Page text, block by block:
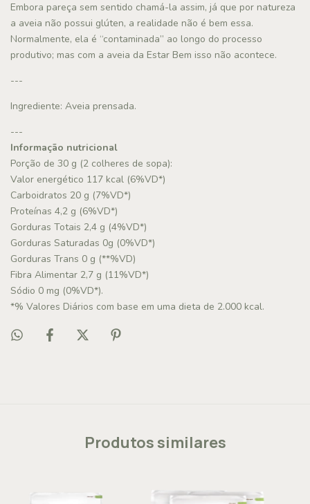
Embora pareça sem sentido chamá-la assim, já que por natureza
a aveia não possui glúten, a realidade não é bem essa.
Normalmente, ela é “contaminada” ao longo do processo
produtivo; mas com a aveia da Estar Bem isso não acontece.
---
Ingrediente: Aveia prensada.
---
Informação nutricional
Porção de 30 g (2 colheres de sopa):
Valor energético 117 kcal (6%VD*)
Carboidratos 20 g (7%VD*)
Proteínas 4,2 g (6%VD*)
Gorduras Totais 2,4 g (4%VD*)
Gorduras Saturadas 0g (0%VD*)
Gorduras Trans 0 g (**%VD)
Fibra Alimentar 2,7 g (11%VD*)
Sódio 0 mg (0%VD*).
*% Valores Diários com base em uma dieta de 2.000 kcal.
Produtos similares